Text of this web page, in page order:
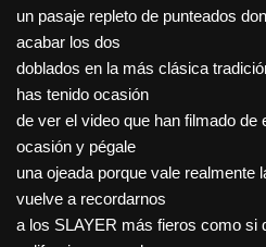
un pasaje repleto de punteados
acabar los dos
doblados en la más clásica
has tenido ocasión
de ver el video que han filmado de
ocasión y pégale
una ojeada porque vale realmente
vuelve a recordarnos
a los SLAYER más fieros como si